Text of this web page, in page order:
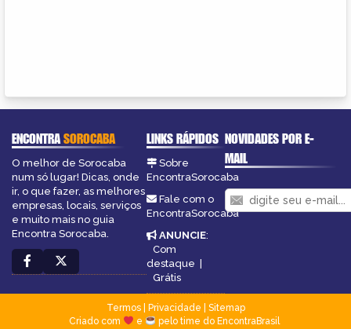
ENCONTRASOROCABA
O melhor de Sorocaba
num só lugar! Dicas, onde
ir, o que fazer, as melhores
empresas, locais, serviços
e muito mais no guia
Encontra Sorocaba.
LINKS RÁPIDOS
Sobre
EncontraSorocaba
Fale com o
EncontraSorocaba
ANUNCIE:
Com
destaque |
Grátis
NOVIDADES POR E-
MAIL
Termos| Privacidade
Sitemap
Criado com
e pelo time do EncontraBrasil